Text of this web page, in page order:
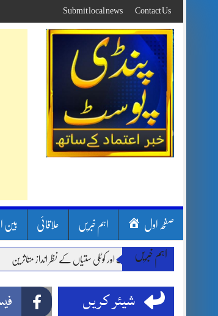
to
content
Contact Us
Submit local news
صفحہ اول اہم خبریں علاقائی بین
اہم خبریں
بارشیں، لینڈ سلائیڈنگ اور کوٹلی ستیاں کے نظر انداز متاثرین
شیئر کریں